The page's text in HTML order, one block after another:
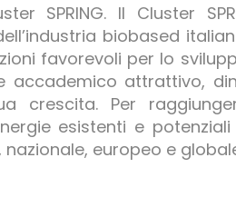
SPRING. Il Cluster
biobased
favorevoli per lo
accademico attrattivo,
crescita. Per
esistenti e
europeo e